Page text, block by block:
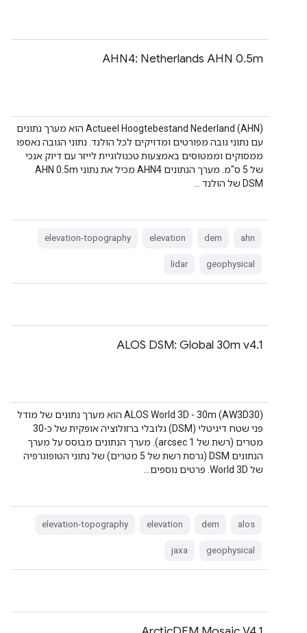
AHN4: Netherlands AHN 0.5m
‫Actueel Hoogtebestand Nederland (AHN) הוא מערך נתונים
עם נתוני גובה מפורטים ומדויקים לכל הולנד. נתוני הגובה נאספו
ממסוקים וממטוסים באמצעות טכנולוגיית לייזר עם דיוק אנכי
של 5 ס"מ. מערך הנתונים AHN4 מכיל את נתוני AHN 0.5m
DSM של הולנד …
ahn
dem
elevation
elevation-topography
geophysical
lidar
ALOS DSM: Global 30m v4.1
‫ALOS World 3D - 30m (AW3D30) הוא מערך נתונים של מודל
פני שטח דיגיטלי (DSM) גלובלי ברזולוציה אופקית של כ-30
מטרים (רשת של 1 arcsec). מערך הנתונים מבוסס על מערך
הנתונים DSM (גרסת רשת של 5 מטרים) של נתוני הטופוגרפיה
של World 3D. פרטים נוספים…
alos
dem
elevation
elevation-topography
geophysical
jaxa